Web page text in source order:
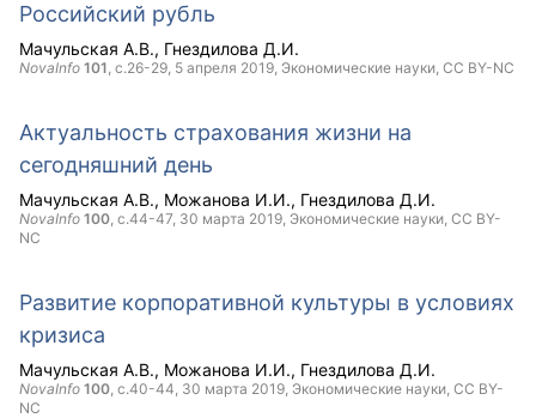
Российский рубль
Мачульская А.В. Гнездилова Д.И.
NovaInfo 101, с.26-29, 5 апреля 2019, Экономические науки, CC BY-NC
Актуальность страхования жизни на
сегодняшний день
Мачульская А.В. Можанова И.И. Гнездилова Д.И.
NovaInfo 100, с.44-47, 30 марта 2019, Экономические науки, CC BY-
NC
Развитие корпоративной культуры в условиях
кризиса
Мачульская А.В. Можанова И.И. Гнездилова Д.И.
NovaInfo 100, с.40-44, 30 марта 2019, Экономические науки, CC BY-
NC